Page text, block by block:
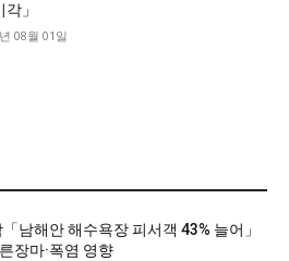
각」
08월 01일
남해안 해수욕장 피서객 43% 늘어」
장마·폭염 영향